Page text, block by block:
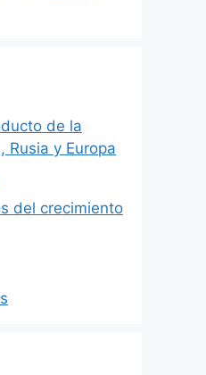
de la
Rusia y Europa
del crecimiento